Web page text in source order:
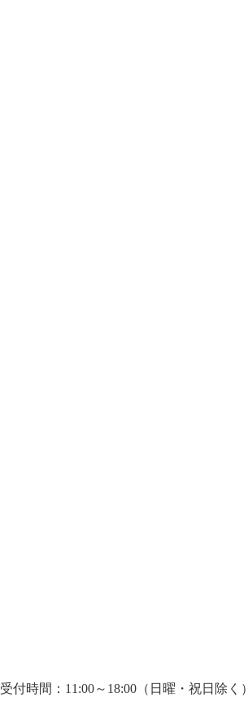
受付時間：11:00～18:00（日曜・祝日除く）